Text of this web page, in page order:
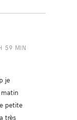
59 MIN
je
petite
très